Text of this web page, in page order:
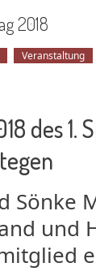
2018
Veranstaltung
des 1.
Sönke
und